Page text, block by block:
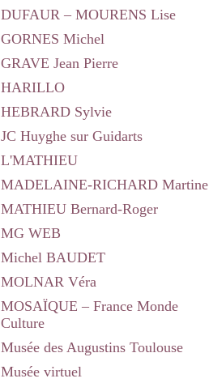
DUFAUR – MOURENS Lise
GORNES Michel
GRAVE Jean Pierre
HARILLO
HEBRARD Sylvie
JC Huyghe sur Guidarts
L'MATHIEU
MADELAINE-RICHARD Martine
MATHIEU Bernard-Roger
MG WEB
Michel BAUDET
MOLNAR Véra
MOSAÏQUE – France Monde
Culture
Musée des Augustins Toulouse
Musée virtuel